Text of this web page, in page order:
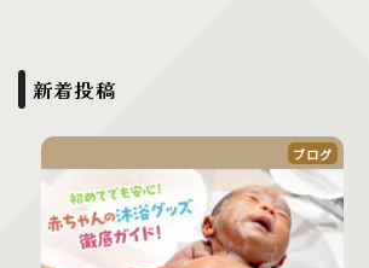
新着投稿
ブログ